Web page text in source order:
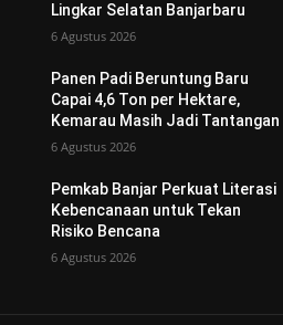
Lingkar Selatan Banjarbaru
6 Agustus 2026
Panen Padi Beruntung Baru
Capai 4,6 Ton per Hektare,
Kemarau Masih Jadi Tantangan
6 Agustus 2026
Pemkab Banjar Perkuat Literasi
Kebencanaan untuk Tekan
Risiko Bencana
6 Agustus 2026